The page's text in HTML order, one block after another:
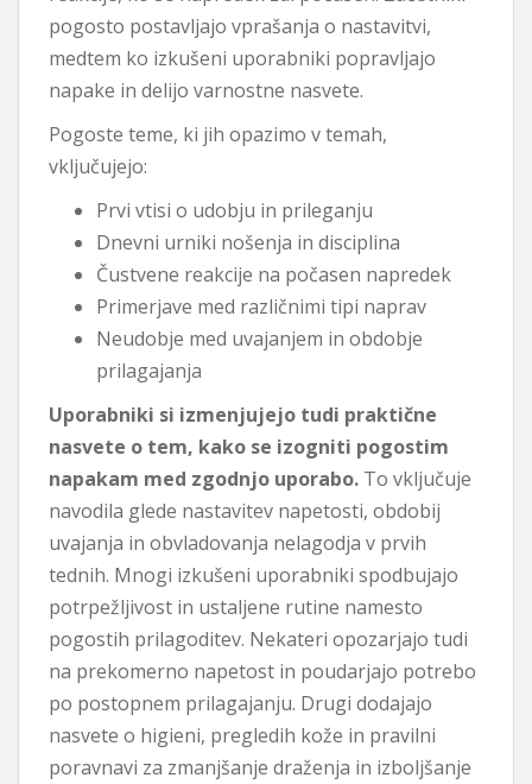
pogosto postavljajo vprašanja o nastavitvi,
medtem ko izkušeni uporabniki popravljajo
napake in delijo varnostne nasvete.
Pogoste teme, ki jih opazimo v temah,
vključujejo:
Prvi vtisi o udobju in prileganju
Dnevni urniki nošenja in disciplina
Čustvene reakcije na počasen napredek
Primerjave med različnimi tipi naprav
Neudobje med uvajanjem in obdobje
prilagajanja
Uporabniki si izmenjujejo tudi praktične
nasvete o tem, kako se izogniti pogostim
napakam med zgodnjo uporabo. To vključuje
navodila glede nastavitev napetosti, obdobij
uvajanja in obvladovanja nelagodja v prvih
tednih. Mnogi izkušeni uporabniki spodbujajo
potrpežljivost in ustaljene rutine namesto
pogostih prilagoditev. Nekateri opozarjajo tudi
na prekomerno napetost in poudarjajo potrebo
po postopnem prilagajanju. Drugi dodajajo
nasvete o higieni, pregledih kože in pravilni
poravnavi za zmanjšanje draženja in izboljšanje